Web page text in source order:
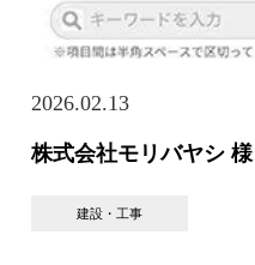
2026.02.13
株式会社モリバヤシ 様
建設・工事